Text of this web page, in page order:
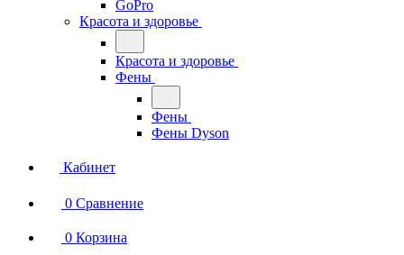
GoPro
Красота и здоровье
Красота и здоровье
Фены
Фены
Фены Dyson
Кабинет
0 Сравнение
0 Корзина